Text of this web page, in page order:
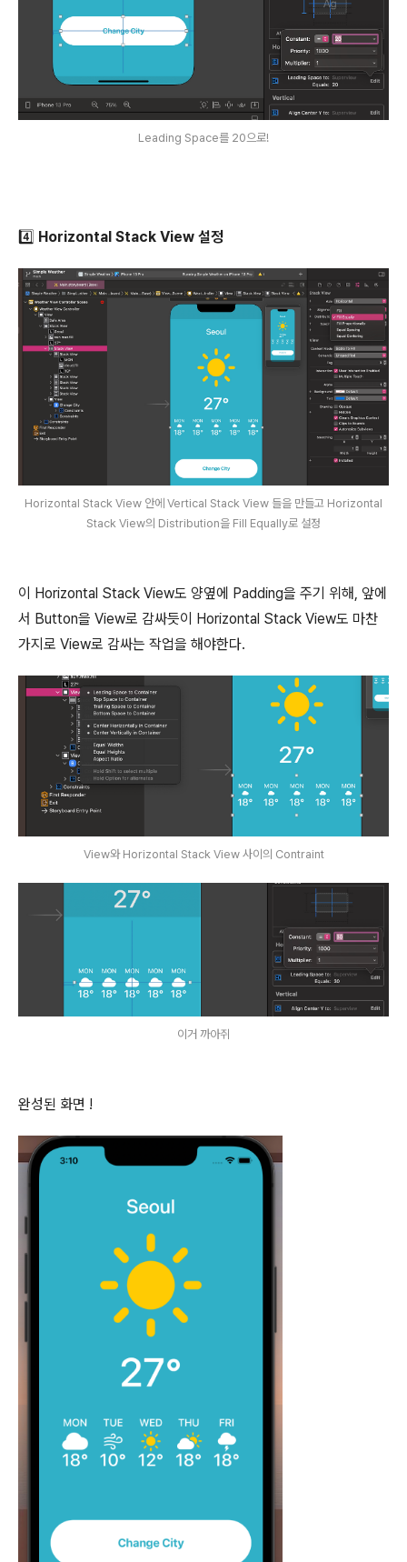
Leading Space를 20으로!
4️⃣ Horizontal Stack View 설정
Horizontal Stack View 안에 Vertical Stack View 들을 만들고 Horizontal
Stack View의 Distribution을 Fill Equally로 설정
이 Horizontal Stack View도 양옆에 Padding을 주기 위해, 앞에
서 Button을 View로 감싸듯이 Horizontal Stack View도 마찬
가지로 View로 감싸는 작업을 해야한다.
View와 Horizontal Stack View 사이의 Contraint
이거 까아쥐
완성된 화면 !